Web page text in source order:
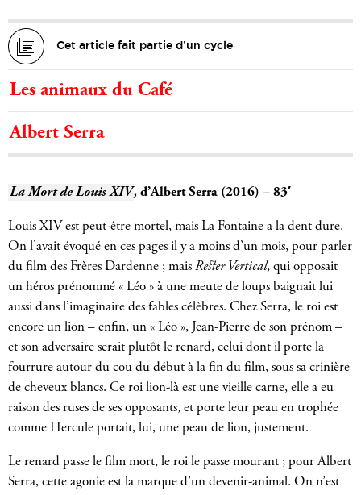
Cet article fait partie d’un cycle
Les animaux du Café
Albert Serra
La Mort de Louis XIV, d’Albert Serra (2016) – 83′
Louis XIV est peut-être mortel, mais La Fontaine a la dent dure.
On l’avait évoqué en ces pages il y a moins d’un mois, pour parler
du film des Frères Dardenne ; mais Rester Vertical, qui opposait
un héros prénommé « Léo » à une meute de loups baignait lui
aussi dans l’imaginaire des fables célèbres. Chez Serra, le roi est
encore un lion – enfin, un « Léo », Jean-Pierre de son prénom –
et son adversaire serait plutôt le renard, celui dont il porte la
fourrure autour du cou du début à la fin du film, sous sa crinière
de cheveux blancs. Ce roi lion-là est une vieille carne, elle a eu
raison des ruses de ses opposants, et porte leur peau en trophée
comme Hercule portait, lui, une peau de lion, justement.
Le renard passe le film mort, le roi le passe mourant ; pour Albert
Serra, cette agonie est la marque d’un devenir-animal. On n’est